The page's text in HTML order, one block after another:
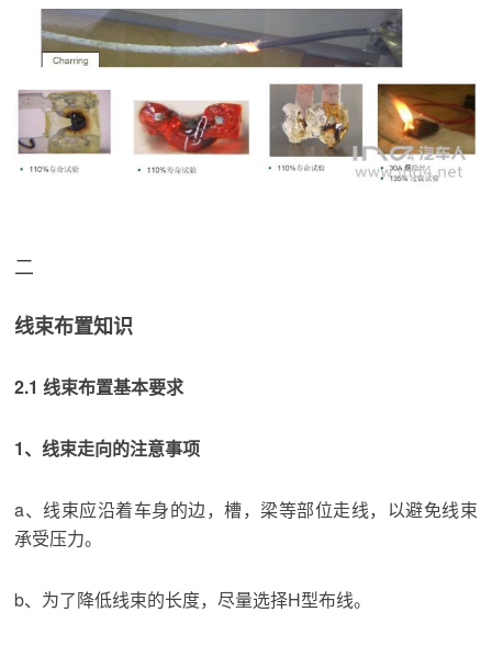
二
线束布置知识
2.1 线束布置基本要求
1、线束走向的注意事项
a、线束应沿着车身的边，槽，梁等部位走线，以避免线束
承受压力。
b、为了降低线束的长度，尽量选择H型布线。